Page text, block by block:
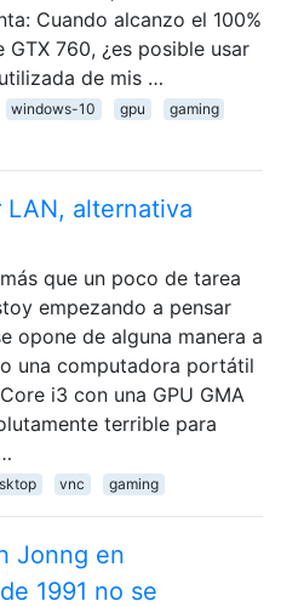
Cuando alcanzo el 100%
GTX 760, ¿es posible usar
de mis …
windows-10 gpu
gaming
LAN, alternativa
que un poco de tarea
empezando a pensar
opone de alguna manera a
una computadora portátil
i3 con una GPU GMA
terrible para
vnc gaming
Jonng en
1991 no se